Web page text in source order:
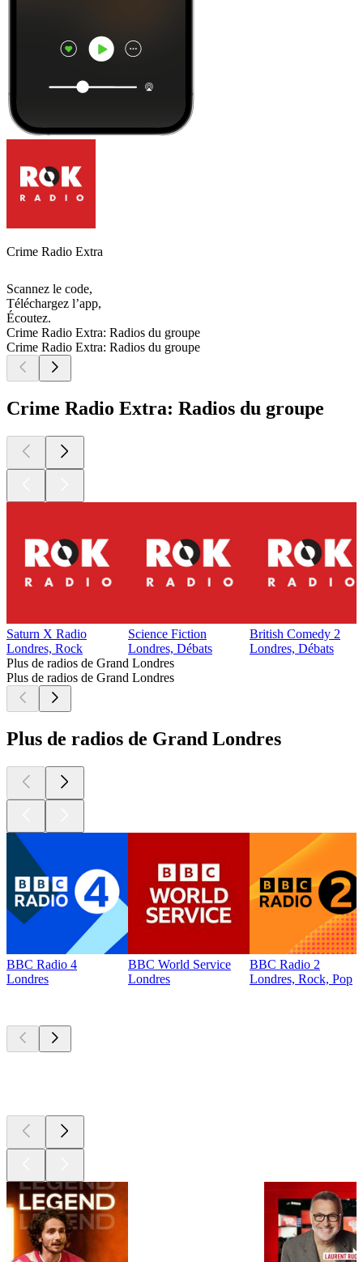
Crime Radio Extra
Scannez le code,
Téléchargez l’app,
Écoutez.
Crime Radio Extra: Radios du groupe
Crime Radio Extra: Radios du groupe
Crime Radio Extra: Radios du groupe
Saturn X Radio
Londres, Rock
Science Fiction
Londres, Débats
British Comedy 2
Londres, Débats
Plus de radios de Grand Londres
Plus de radios de Grand Londres
Plus de radios de Grand Londres
BBC Radio 4
Londres
BBC World Service
Londres
BBC Radio 2
Londres, Rock, Pop